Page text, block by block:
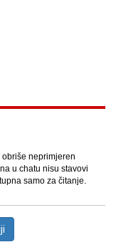
neprimjeren
u chatu nisu stavovi
samo za čitanje.